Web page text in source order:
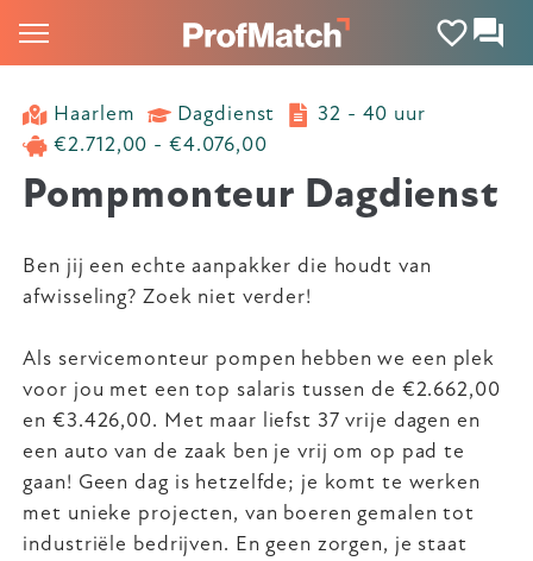
Haarlem Dagdienst
32 - 40 uur
€2.712,00 - €4.076,00
Pompmonteur Dagdienst
Ben jij een echte aanpakker die houdt van
afwisseling? Zoek niet verder!
Als servicemonteur pompen hebben we een plek
voor jou met een top salaris tussen de €2.662,00
en €3.426,00. Met maar liefst 37 vrije dagen en
een auto van de zaak ben je vrij om op pad te
gaan! Geen dag is hetzelfde; je komt te werken
met unieke projecten, van boeren gemalen tot
industriële bedrijven. En geen zorgen, je staat